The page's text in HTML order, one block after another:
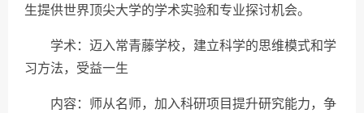
生提供世界顶尖大学的学术实验和专业探讨机会。
学术：迈入常青藤学校，建立科学的思维模式和学
习方法，受益一生
内容：师从名师，加入科研项目提升研究能力，争